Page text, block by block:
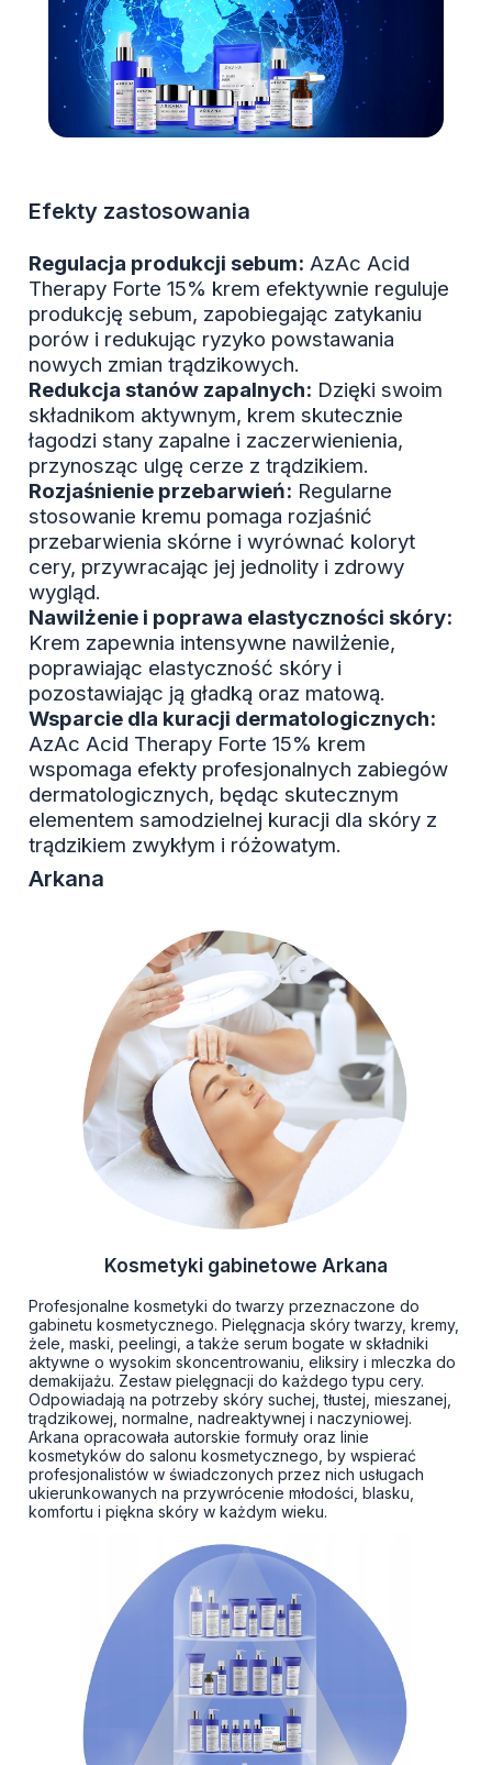
Efekty zastosowania
Regulacja produkcji sebum: AzAc Acid
Therapy Forte 15% krem efektywnie reguluje
produkcję sebum, zapobiegając zatykaniu
porów i redukując ryzyko powstawania
nowych zmian trądzikowych.
Redukcja stanów zapalnych: Dzięki swoim
składnikom aktywnym, krem skutecznie
łagodzi stany zapalne i zaczerwienienia,
przynosząc ulgę cerze z trądzikiem.
Rozjaśnienie przebarwień: Regularne
stosowanie kremu pomaga rozjaśnić
przebarwienia skórne i wyrównać koloryt
cery, przywracając jej jednolity i zdrowy
wygląd.
Nawilżenie i poprawa elastyczności skóry:
Krem zapewnia intensywne nawilżenie,
poprawiając elastyczność skóry i
pozostawiając ją gładką oraz matową.
Wsparcie dla kuracji dermatologicznych:
AzAc Acid Therapy Forte 15% krem
wspomaga efekty profesjonalnych zabiegów
dermatologicznych, będąc skutecznym
elementem samodzielnej kuracji dla skóry z
trądzikiem zwykłym i różowatym.
Arkana
Kosmetyki gabinetowe Arkana
Profesjonalne kosmetyki do twarzy przeznaczone do
gabinetu kosmetycznego. Pielęgnacja skóry twarzy, kremy,
żele, maski, peelingi, a także serum bogate w składniki
aktywne o wysokim skoncentrowaniu, eliksiry i mleczka do
demakijażu. Zestaw pielęgnacji do każdego typu cery.
Odpowiadają na potrzeby skóry suchej, tłustej, mieszanej,
trądzikowej, normalne, nadreaktywnej i naczyniowej.
Arkana opracowała autorskie formuły oraz linie
kosmetyków do salonu kosmetycznego, by wspierać
profesjonalistów w świadczonych przez nich usługach
ukierunkowanych na przywrócenie młodości, blasku,
komfortu i piękna skóry w każdym wieku.